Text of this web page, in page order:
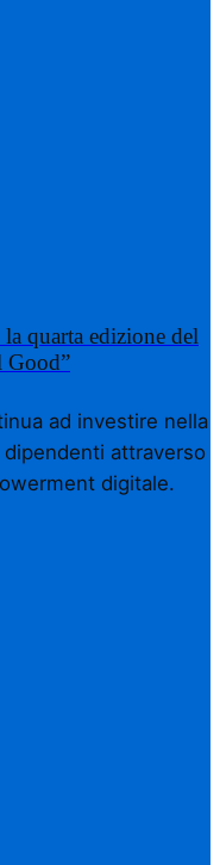
quarta edizione del
Good”
ad investire nella
attraverso
digitale.